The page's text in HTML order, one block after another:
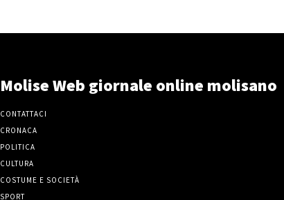
Molise Web giornale online molisano
CONTATTACI
CRONACA
POLITICA
CULTURA
COSTUME E SOCIETÀ
SPORT